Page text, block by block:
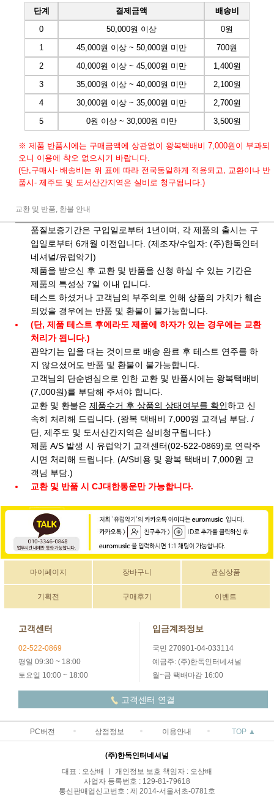
단계 결제금액
배송비
0
50,000원 이상
0원
1
45,000원 이상 ~ 50,000원 미만
700원
2
40,000원 이상 ~ 45,000원 미만
1,400원
3
35,000원 이상 ~ 40,000원 미만
2,100원
4
30,000원 이상 ~ 35,000원 미만
2,700원
5
0원 이상 ~ 30,000원 미만 3,500원
※ 제품 반품시에는 구매금액에 상관없이 왕복택배비 7,000원이 부과되
오니 이용에 착오 없으시기 바랍니다.
(단,구매시- 배송비는 위 표에 따라 전국동일하게 적용되고, 교환이나 반
품시- 제주도 및 도서산간지역은 실비로 청구됩니다.)
교환 및 반품, 환불 안내
품질보증기간은 구입일로부터 1년이며, 각 제품의 출시는 구
입일로부터 6개월 이전입니다. (제조자/수입자: (주)한독인터
네셔널/유럽악기)
제품을 받으신 후 교환 및 반품을 신청 하실 수 있는 기간은
제품의 특성상 7일 이내 입니다.
테스트 하셨거나 고객님의 부주의로 인해 상품의 가치가 훼손
되었을 경우에는 반품 및 환불이 불가능합니다.
(단, 제품 테스트 후에라도 제품에 하자가 있는 경우에는 교환
처리가 됩니다.)
관악기는 입을 대는 것이므로 배송 완료 후 테스트 연주를 하
지 않으셨어도 반품 및 환불이 불가능합니다.
고객님의 단순변심으로 인한 교환 및 반품시에는 왕복택배비
(7,000원)를 부담해 주셔야 합니다.
교환 및 환불은 제품수거 후 상품의 상태여부를 확인하고 신
속히 처리해 드립니다. (왕복 택배비 7,000원 고객님 부담. /
단, 제주도 및 도서산간지역은 실비청구됩니다.)
제품 A/S 발생 시 유럽악기 고객센터(02-522-0869)로 연락주
시면 처리해 드립니다. (A/S비용 및 왕복 택배비 7,000원 고
객님 부담.)
교환 및 반품 시 CJ대한통운만 가능합니다.
마이페이지 장바구니 관심상품
기획전 구매후기 이벤트
고객센터
02-522-0869
평일 09:30 ~ 18:00
토요일 10:00 ~ 18:00
입금계좌정보
국민 270901-04-033114
예금주: (주)한독인터네셔널
월~금 택배마감 16:00
고객센터 연결
PC버전 상점정보 이용안내 TOP ▲
(주)한독인터네셔널
대표 : 오상배 ㅣ 개인정보 보호 책임자 : 오상배
사업자 등록번호 : 129-81-79618
통신판매업신고번호 : 제 2014-서울서초-0781호